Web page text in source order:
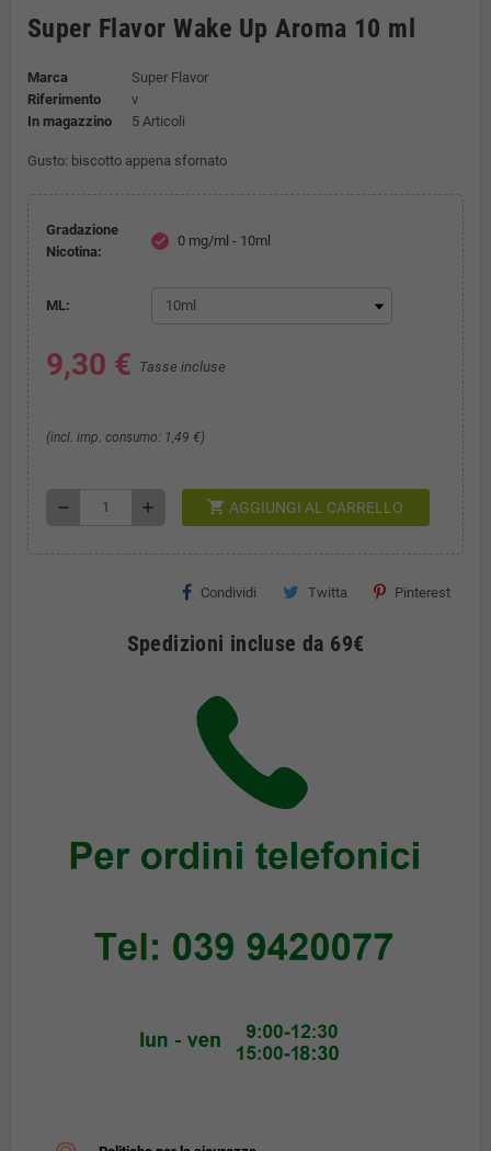
Super Flavor Wake Up Aroma 10 ml
Marca
Super Flavor
Riferimento
v
In magazzino
5 Articoli
Gusto: biscotto appena sfornato
Gradazione
Nicotina:
check 0 mg/ml - 10ml
ML:
9,30 € Tasse incluse
(incl. imp. consumo: 1,49 €)
remove add shopping_cart AGGIUNGI AL CARRELLO
Condividi Twitta Pinterest
Spedizioni incluse da 69€